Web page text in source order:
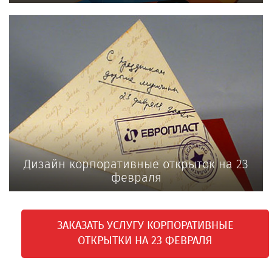
Дизайн корпоративные открыток на 23
февраля
ЗАКАЗАТЬ УСЛУГУ КОРПОРАТИВНЫЕ
ОТКРЫТКИ НА 23 ФЕВРАЛЯ